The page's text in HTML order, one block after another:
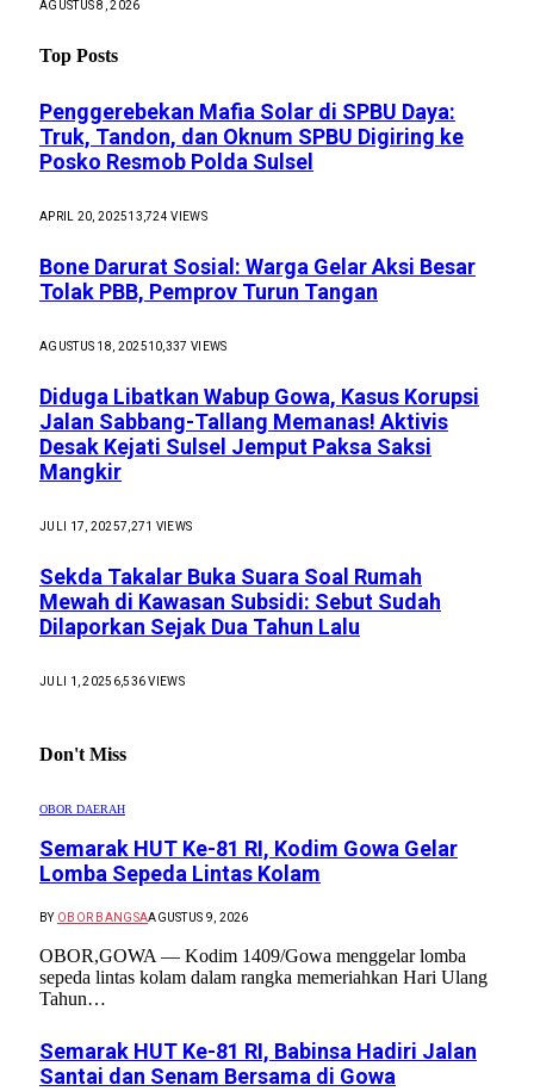
AGUSTUS 8, 2026
Top Posts
Penggerebekan Mafia Solar di SPBU Daya:
Truk, Tandon, dan Oknum SPBU Digiring ke
Posko Resmob Polda Sulsel
APRIL 20, 202513,724VIEWS
Bone Darurat Sosial: Warga Gelar Aksi Besar
Tolak PBB, Pemprov Turun Tangan
AGUSTUS 18, 202510,337 VIEWS
Diduga Libatkan Wabup Gowa, Kasus Korupsi
Jalan Sabbang-Tallang Memanas! Aktivis
Desak Kejati Sulsel Jemput Paksa Saksi
Mangkir
JULI 17, 20257,271 VIEWS
Sekda Takalar Buka Suara Soal Rumah
Mewah di Kawasan Subsidi: Sebut Sudah
Dilaporkan Sejak Dua Tahun Lalu
JULI 1, 2025 6,536VIEWS
Don't Miss
OBOR DAERAH
Semarak HUT Ke-81 RI, Kodim Gowa Gelar
Lomba Sepeda Lintas Kolam
BY OBOR BANGSAAGUSTUS 9, 2026
OBOR,GOWA — Kodim 1409/Gowa menggelar lomba
sepeda lintas kolam dalam rangka memeriahkan Hari Ulang
Tahun…
Semarak HUT Ke-81 RI, Babinsa Hadiri Jalan
Santai dan Senam Bersama di Gowa